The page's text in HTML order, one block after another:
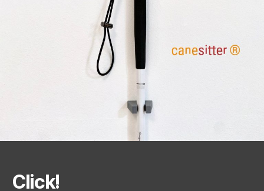
Click!